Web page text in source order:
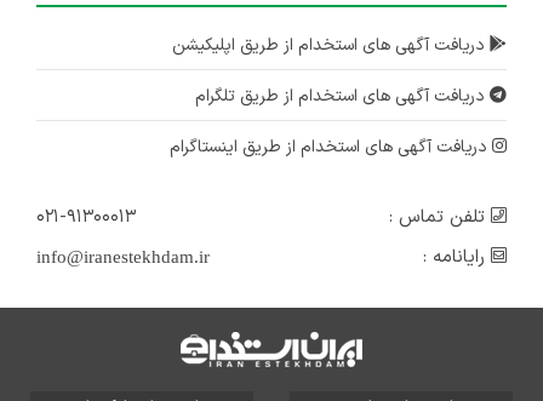
دریافت آگهی های استخدام از طریق اپلیکیشن
دریافت آگهی های استخدام از طریق تلگرام
دریافت آگهی های استخدام از طریق اینستاگرام
تلفن تماس :
۰۲۱-۹۱۳۰۰۰۱۳
رایانامه :
info@iranestekhdam.ir